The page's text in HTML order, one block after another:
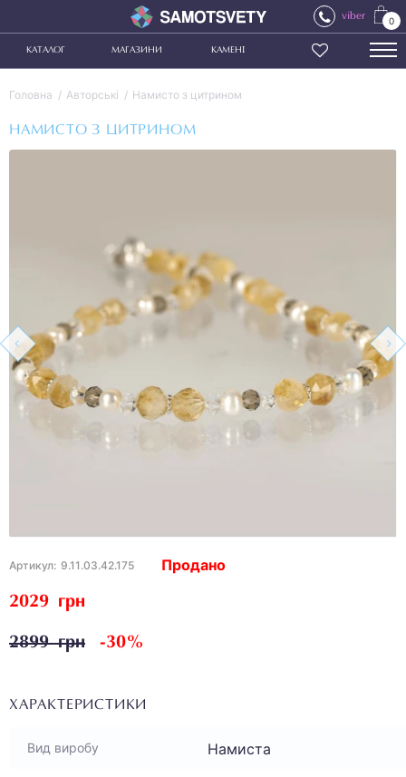
viber 0
КАТАЛОГ МАГАЗИНИ КАМЕНІ
Головна Авторські Намисто з цитрином
НАМИСТО З ЦИТРИНОМ
Артикул: 9.11.03.42.175
2029 грн
2899 грн -30%
Продано
ХАРАКТЕРИСТИКИ
Вид виробу Намиста